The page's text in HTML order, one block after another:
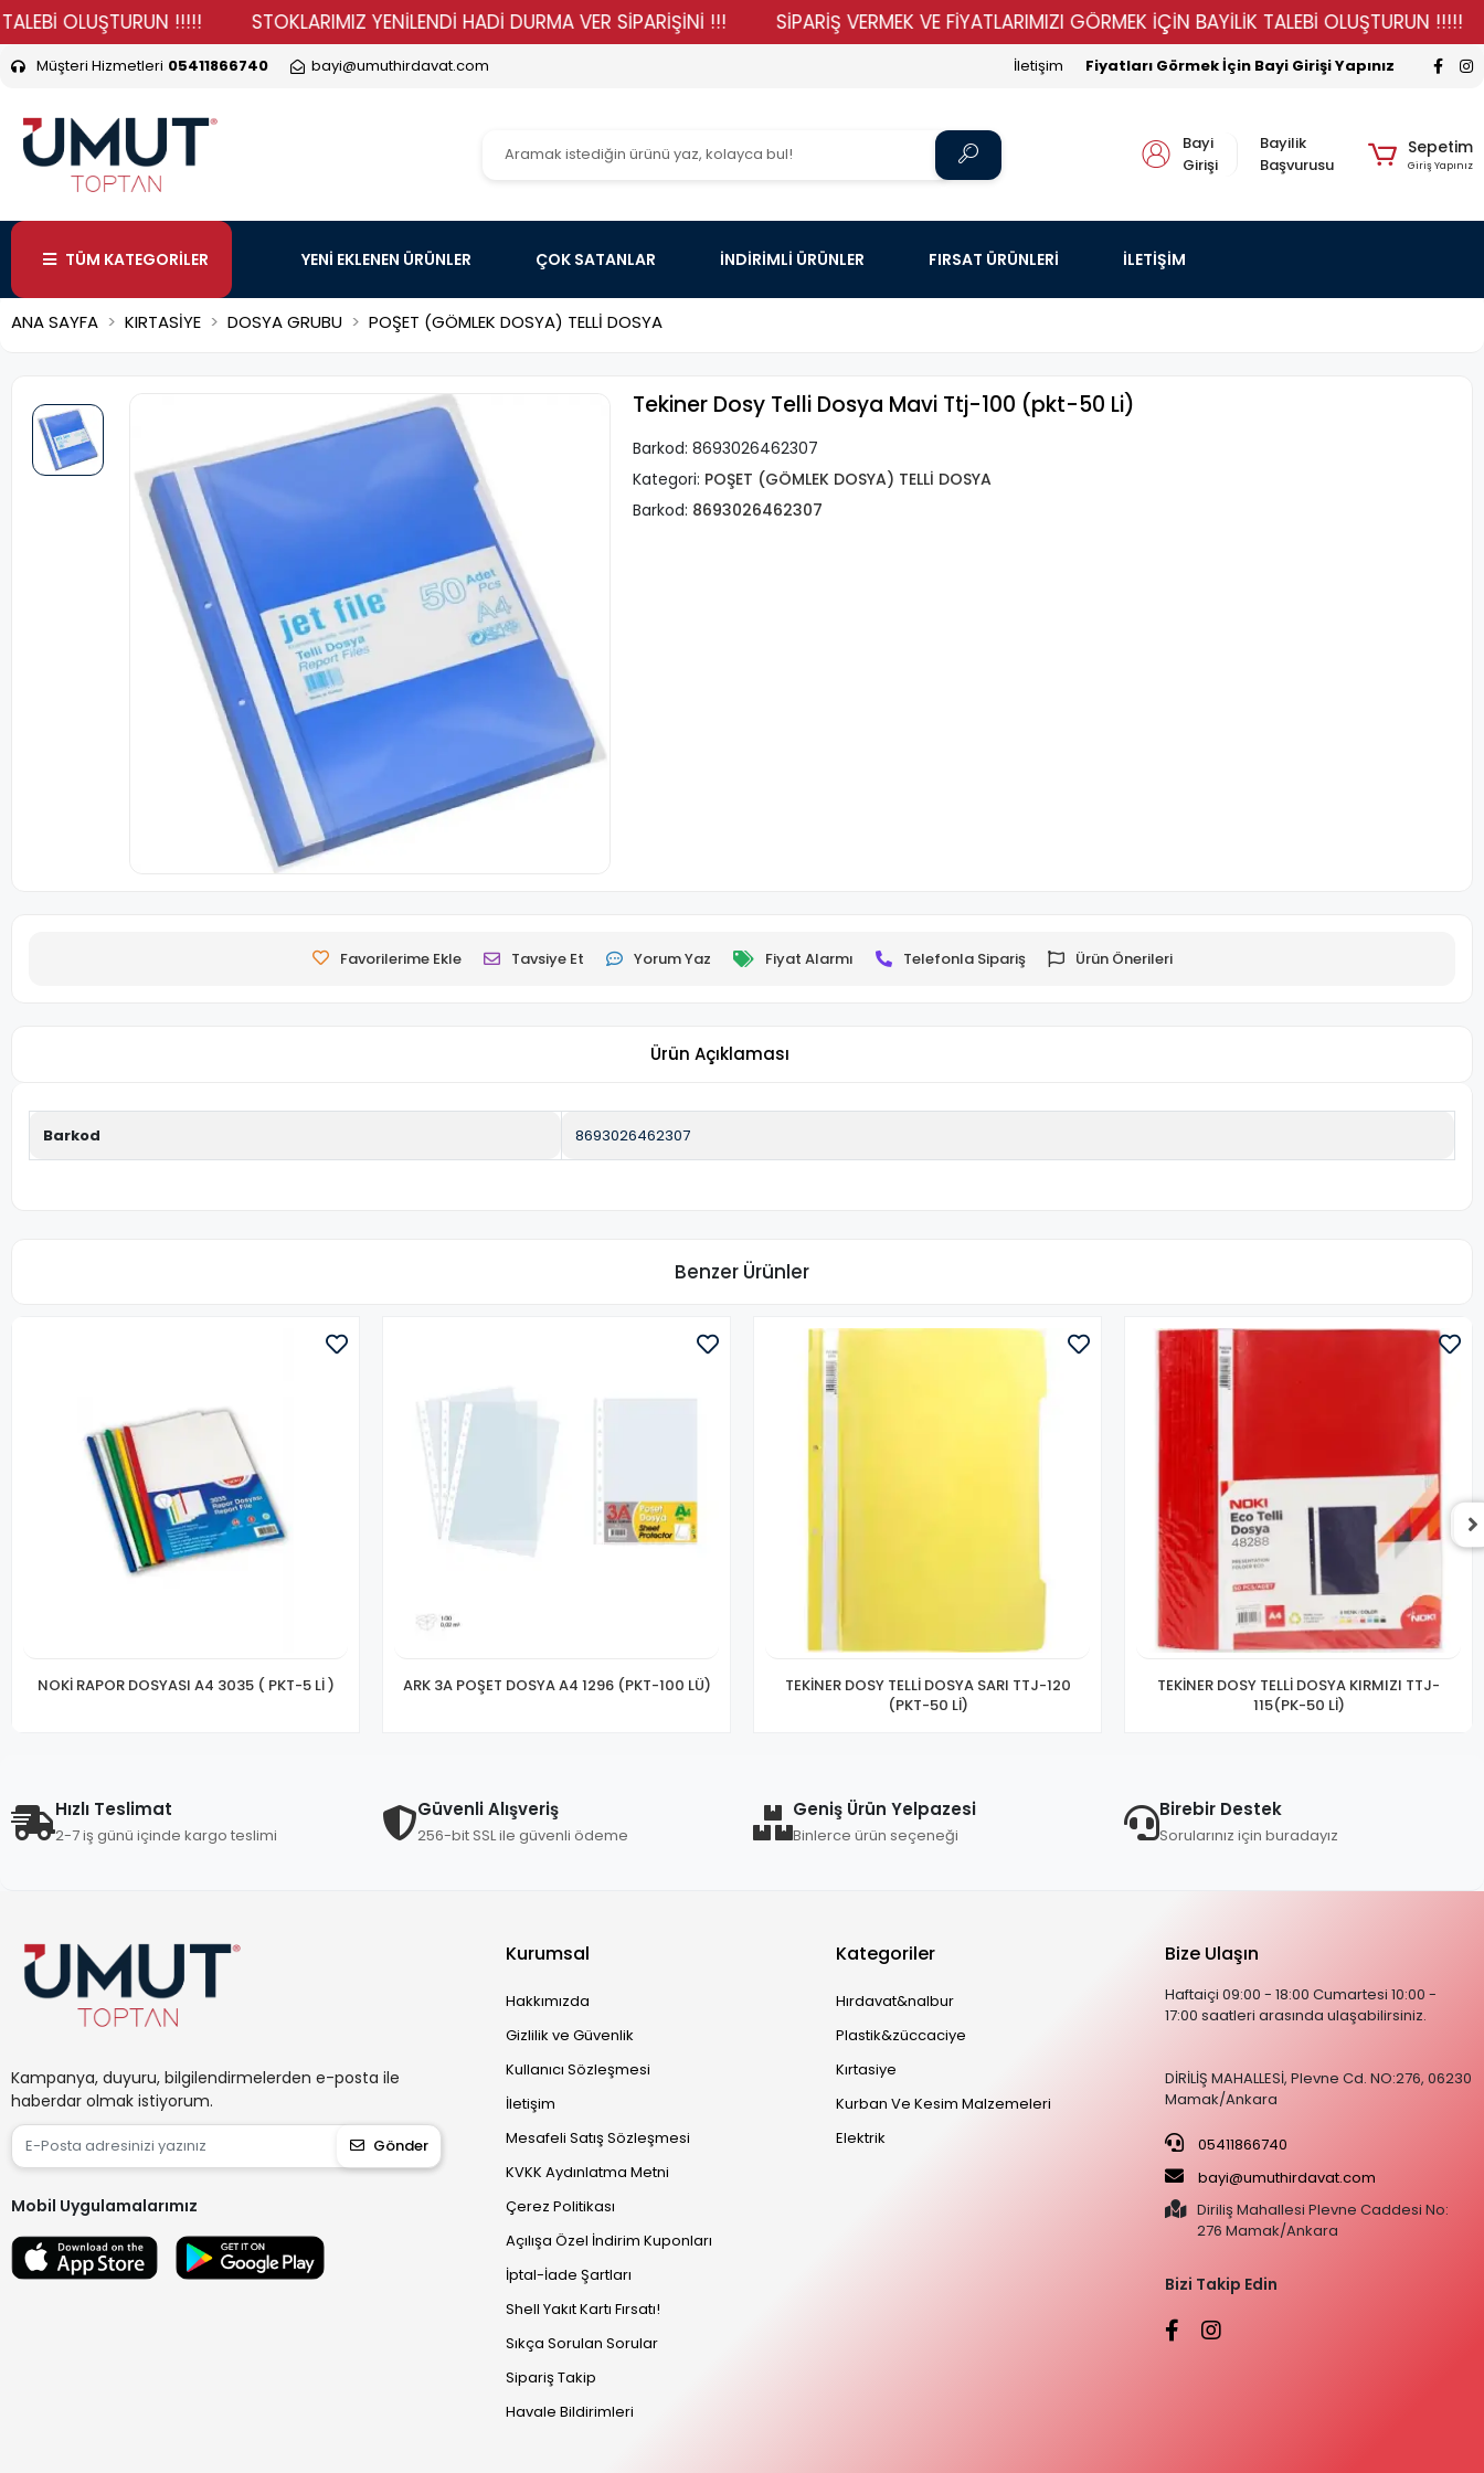
!!!!! STOKLARIMIZ YENİLENDİ HADİ DURMA VER SİPARİŞİNİ !!! SİPARİŞ VERMEK VE FİYATLARIMIZI GÖRMEK İÇİN BAYİLİK TALEBİ OLUŞTURUN !!!!!
Müşteri Hizmetleri 05411866740 bayi@umuthirdavat.com Fiyatları Görmek İçin Bayi Girişi Yapınız
İletişim
Bayi
Girişi
Bayilik
Başvurusu
Sepetim
Giriş Yapınız
TÜM KATEGORİLER YENİ EKLENEN ÜRÜNLER ÇOK SATANLAR İNDİRİMLİ ÜRÜNLER FIRSAT ÜRÜNLERİ İLETİŞİM
ANA SAYFA KIRTASİYE DOSYA GRUBU POŞET (GÖMLEK DOSYA) TELLİ DOSYA
Tekiner Dosy Telli Dosya Mavi Ttj-100 (pkt-50 Li)
Barkod: 8693026462307
Kategori: POŞET (GÖMLEK DOSYA) TELLİ DOSYA
Barkod: 8693026462307
Favorilerime Ekle Tavsiye Et Yorum Yaz Fiyat Alarmı Telefonla Sipariş Ürün Önerileri
Ürün Açıklaması
Barkod 8693026462307
Benzer Ürünler
NOKİ RAPOR DOSYASI A4 3035 ( PKT-5 Lİ ) ARK 3A POŞET DOSYA A4 1296 (PKT-100 LÜ)
TEKİNER DOSY TELLİ DOSYA SARI TTJ-120
(PKT-50 Lİ)
TEKİNER DOSY TELLİ DOSYA KIRMIZI TTJ-
115(PK-50 Lİ)
Hızlı Teslimat
2-7 iş günü içinde kargo teslimi
Güvenli Alışveriş
256-bit SSL ile güvenli ödeme
Geniş Ürün Yelpazesi
Binlerce ürün seçeneği
Birebir Destek
Sorularınız için buradayız
Kampanya, duyuru, bilgilendirmelerden e-posta ile
haberdar olmak istiyorum.
Gönder
Mobil Uygulamalarımız
Kurumsal
Hakkımızda
Gizlilik ve Güvenlik
Kullanıcı Sözleşmesi
İletişim
Mesafeli Satış Sözleşmesi
KVKK Aydınlatma Metni
Çerez Politikası
Açılışa Özel İndirim Kuponları
İptal-İade Şartları
Shell Yakıt Kartı Fırsatı!
Sıkça Sorulan Sorular
Sipariş Takip
Havale Bildirimleri
Kategoriler
Hırdavat&nalbur
Plastik&züccaciye
Kırtasiye
Kurban Ve Kesim Malzemeleri
Elektrik
Bize Ulaşın
Haftaiçi 09:00 - 18:00 Cumartesi 10:00 -
17:00 saatleri arasında ulaşabilirsiniz.
DİRİLİŞ MAHALLESİ, Plevne Cd. NO:276, 06230
Mamak/Ankara
05411866740
bayi@umuthirdavat.com
Diriliş Mahallesi Plevne Caddesi No:
276 Mamak/Ankara
Bizi Takip Edin